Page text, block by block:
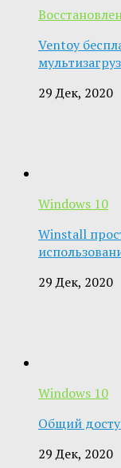
Ventoy
29 Дек, 2020
Windows 10
Winstall
29 Дек, 2020
Windows 10
Общий
29 Дек, 2020